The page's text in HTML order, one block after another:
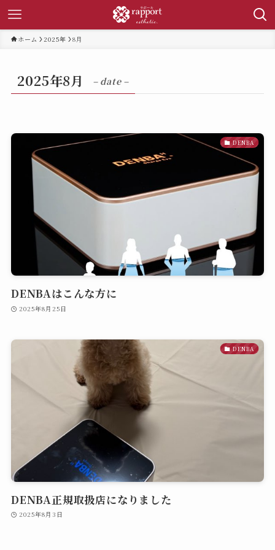
ホーム 2025年 8月
2025年8月 – date –
DENBA
DENBAはこんな方に
2025年8月25日
DENBA
DENBA正規取扱店になりました
2025年8月3日